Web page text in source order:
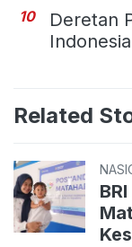
10
Deretan
Related